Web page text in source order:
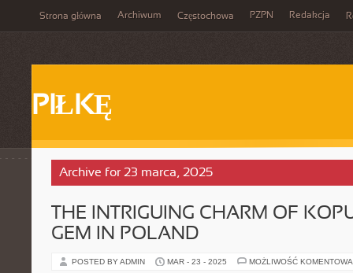
Strona główna Archiwum Częstochowa PZPN Redakcja
PIŁKĘ
Archive for 23 marca, 2025
THE INTRIGUING CHARM OF
GEM IN POLAND
POSTED BY ADMIN MAR - 23 - 2025 MOŻLIWOŚĆ